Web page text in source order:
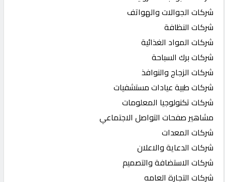
شركات الجوالات والهواتف
شركات النظافة
شركات المواد الغذائية
شركات برك السباحة
شركات الزجاج والنوافذ
شركات طبية عيادات مستشفيات
شركات تكنولوجيا المعلومات
مشاهير صفحات التواصل الاجتماعي
شركات المعدات
شركات الدعاية والاعلان
شركات الاستضافة والتصميم
شركات التجارة العامه